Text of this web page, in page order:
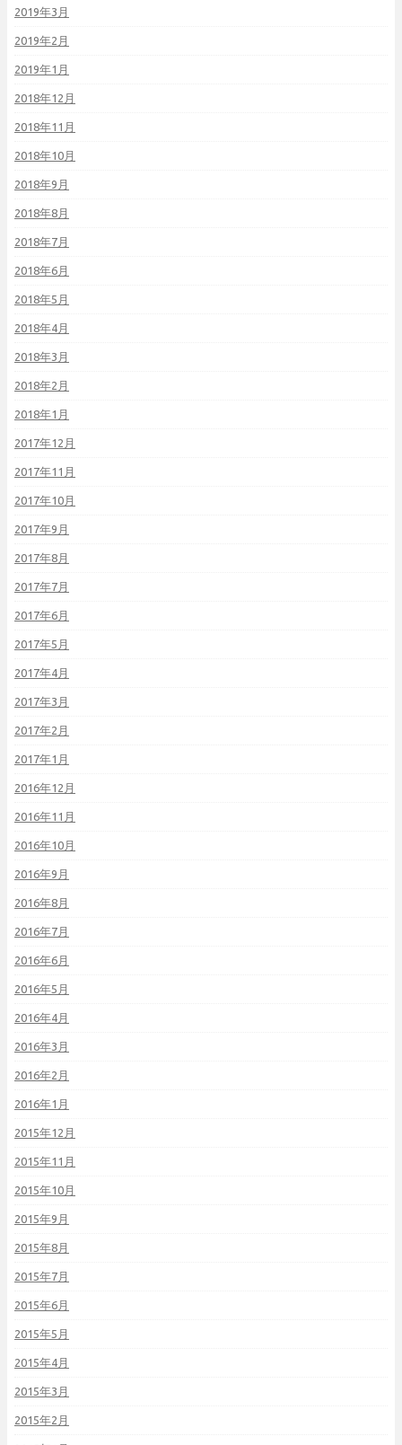
2019年3月
2019年2月
2019年1月
2018年12月
2018年11月
2018年10月
2018年9月
2018年8月
2018年7月
2018年6月
2018年5月
2018年4月
2018年3月
2018年2月
2018年1月
2017年12月
2017年11月
2017年10月
2017年9月
2017年8月
2017年7月
2017年6月
2017年5月
2017年4月
2017年3月
2017年2月
2017年1月
2016年12月
2016年11月
2016年10月
2016年9月
2016年8月
2016年7月
2016年6月
2016年5月
2016年4月
2016年3月
2016年2月
2016年1月
2015年12月
2015年11月
2015年10月
2015年9月
2015年8月
2015年7月
2015年6月
2015年5月
2015年4月
2015年3月
2015年2月